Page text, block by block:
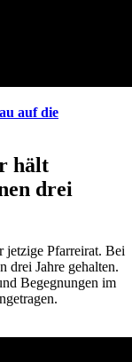
auf die
hält
drei
jetzige Pfarreirat. Bei
drei Jahre gehalten.
Begegnungen im